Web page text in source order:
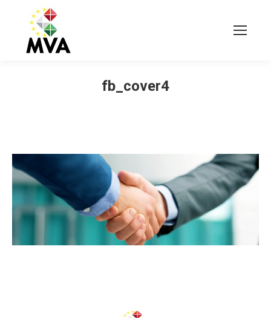
fb_cover4